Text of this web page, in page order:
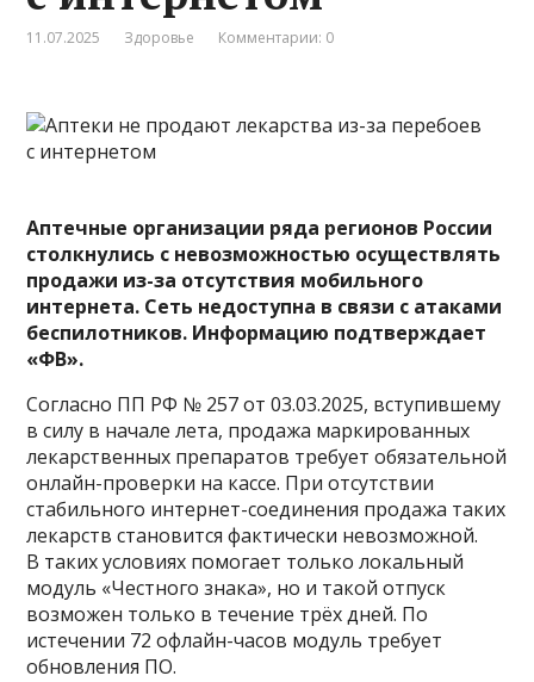
11.07.2025 Здоровье Комментарии: 0
Аптечные организации ряда регионов России
столкнулись с невозможностью осуществлять
продажи из-за отсутствия мобильного
интернета. Сеть недоступна в связи с атаками
беспилотников. Информацию подтверждает
«ФВ».
Согласно ПП РФ № 257 от 03.03.2025, вступившему
в силу в начале лета, продажа маркированных
лекарственных препаратов требует обязательной
онлайн-проверки на кассе. При отсутствии
стабильного интернет-соединения продажа таких
лекарств становится фактически невозможной.
В таких условиях помогает только локальный
модуль «Честного знака», но и такой отпуск
возможен только в течение трёх дней. По
истечении 72 офлайн-часов модуль требует
обновления ПО.